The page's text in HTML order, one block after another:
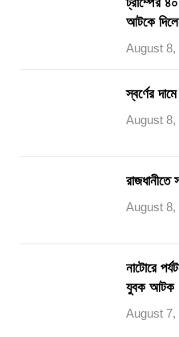
আটকে
August 8,
স্বর্ণের
August 8,
রাজধানীতে
August 8,
নাটোরে
যুবক আটক
August 7,